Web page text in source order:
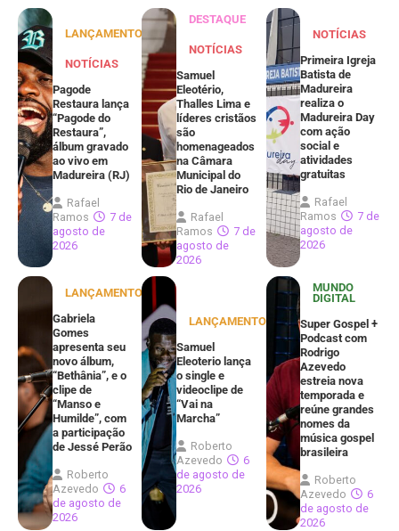
LANÇAMENTOS
NOTÍCIAS
Pagode
Restaura lança
“Pagode do
Restaura”,
álbum gravado
ao vivo em
Madureira (RJ)
Rafael
Ramos
7 de
agosto de
2026
DESTAQUE
NOTÍCIAS
Samuel
Eleotério,
Thalles Lima e
líderes cristãos
são
homenageados
na Câmara
Municipal do
Rio de Janeiro
Rafael
Ramos
7 de
agosto de
2026
NOTÍCIAS
Primeira Igreja
Batista de
Madureira
realiza o
Madureira Day
com ação
social e
atividades
gratuitas
Rafael
Ramos
7 de
agosto de
2026
LANÇAMENTOS
Gabriela
Gomes
apresenta seu
novo álbum,
“Bethânia”, e o
clipe de
“Manso e
Humilde”, com
a participação
de Jessé Perão
Roberto
Azevedo
6
de agosto de
2026
LANÇAMENTOS
Samuel
Eleoterio lança
o single e
videoclipe de
“Vai na
Marcha”
Roberto
Azevedo
6
de agosto de
2026
MUNDO
DIGITAL
Super Gospel +
Podcast com
Rodrigo
Azevedo
estreia nova
temporada e
reúne grandes
nomes da
música gospel
brasileira
Roberto
Azevedo
6
de agosto de
2026